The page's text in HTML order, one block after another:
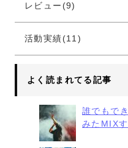
レビュー(9)
活動実績(11)
よく読まれてる記事
誰でもで
みたMIX